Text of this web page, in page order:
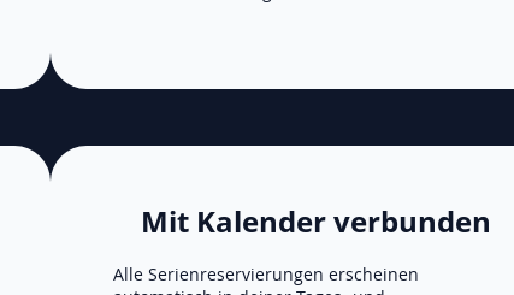
Mit Kalender verbunden
Alle Serienreservierungen erscheinen